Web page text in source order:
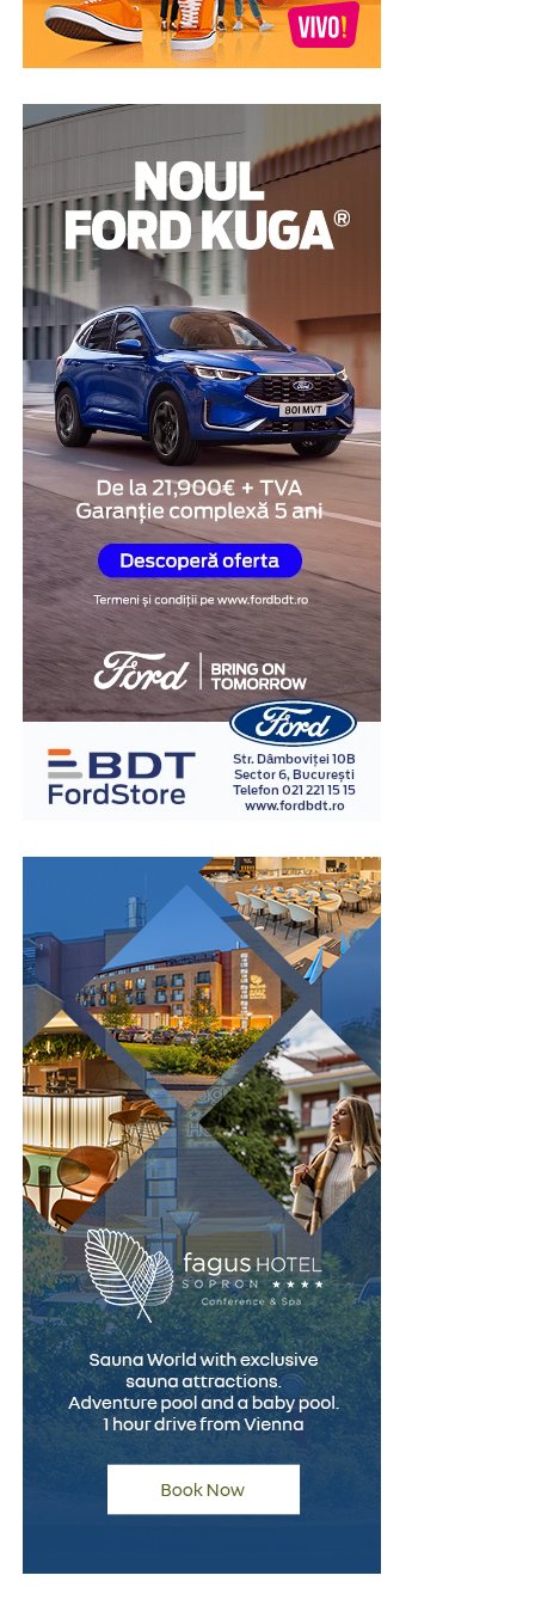
În cazul unui amanet auto, autoturismul este utilizat ca
garanție pentru acordarea împrumutului. După
proprietarul își poate recupera vehiculul. Din acest
motiv, această soluție este luată în considerare de
persoanele care au nevoie temporară de lichidități, dar
nu doresc să renunțe definitiv la bunul pe care îl dețin.
Proprietarul mașinii are nevoie
de o soluție financiară pe
termen scurt
Există și situații în care dificultățile financiare sunt doar
temporare, iar persoana în cauză știe că va dispune de
fondurile necesare peste câteva săptămâni sau luni. În
aceste cazuri, obiectivul nu este obținerea unei finanțări
pe termen lung, ci identificarea unei soluții care să
acopere o nevoie punctuală, fără renunțarea definitivă
la autoturism.
Un amanet mașini poate reprezenta o opțiune potrivită
atunci când este utilizat pentru acoperirea unei nevoi
financiare pe termen scurt și este însoțit de un plan
realist de rambursare. Înainte de semnarea contractului,
este recomandată analizarea perioadei de finanțare, a
costurilor și a tuturor condițiilor contractuale, pentru
ca soluția aleasă să fie adaptată situației financiare
În concluzie, amanetul auto poate reprezenta o soluție
eficientă atunci când este ales în urma unei analize
atente și atunci când răspunde unei nevoi reale, pe
termen scurt. O instituție serioasă va explica în mod
transparent modul în care este realizată evaluarea
autoturismului, costurile aplicabile și condițiile
contractului, astfel încât decizia să fie luată în
cunoștință de cauză. Informarea corectă încă de la
început reduce riscul apariției unor neînțelegeri și
contribuie la alegerea celei mai potrivite soluții
financiare.
(Advertoriale)